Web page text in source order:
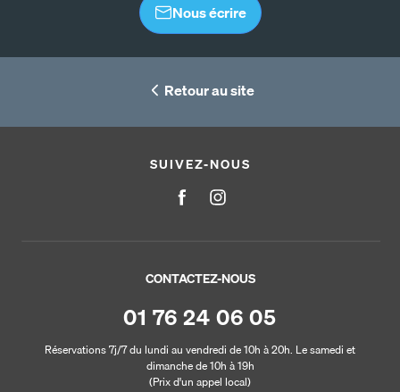
Nous écrire
Retour au site
SUIVEZ-NOUS
CONTACTEZ-NOUS
01 76 24 06 05
Réservations 7j/7 du lundi au vendredi de 10h à 20h. Le samedi et
dimanche de 10h à 19h
(Prix d'un appel local)